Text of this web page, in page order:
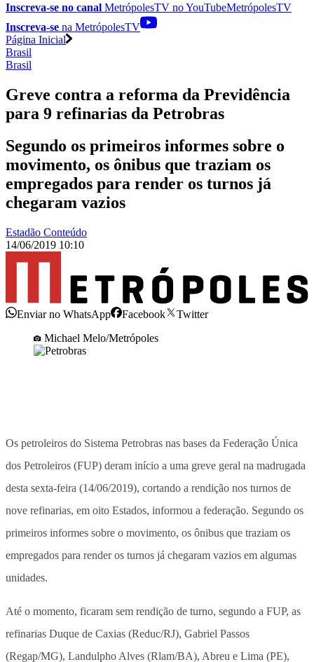
Inscreva-se no canal MetrópolesTV noYouTubeMetrópolesTV
Inscreva-se na MetrópolesTV
Página Inicial
Brasil
Brasil
Greve contra a reforma da Previdência
para 9 refinarias da Petrobras
Segundo os primeiros informes sobre o
movimento, os ônibus que traziam os
empregados para render os turnos já
chegaram vazios
Estadão Conteúdo
14/06/2019 10:10
Enviar no WhatsApp Facebook
Twitter
Michael Melo/Metrópoles
Os petroleiros do Sistema Petrobras nas bases da Federação Única
dos Petroleiros (FUP) deram início a uma greve geral na madrugada
desta sexta-feira (14/06/2019), cortando a rendição nos turnos de
nove refinarias, em oito Estados, informou a federação. Segundo os
primeiros informes sobre o movimento, os ônibus que traziam os
empregados para render os turnos já chegaram vazios em algumas
unidades.
Até o momento, ficaram sem rendição de turno, segundo a FUP, as
refinarias Duque de Caxias (Reduc/RJ), Gabriel Passos
(Regap/MG), Landulpho Alves (Rlam/BA), Abreu e Lima (PE),